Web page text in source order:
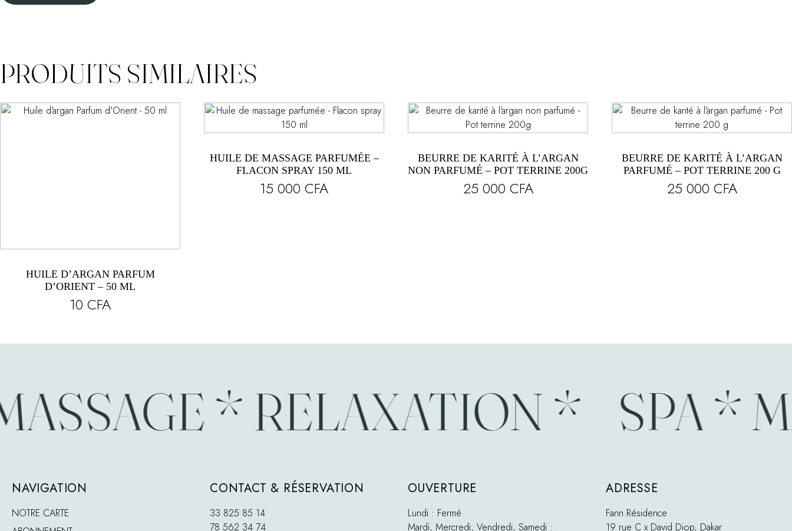
PRODUITS SIMILAIRES
HUILE D’ARGAN PARFUM
D’ORIENT – 50 ML
10 CFA
HUILE DE MASSAGE PARFUMÉE –
FLACON SPRAY 150 ML
15 000 CFA
BEURRE DE KARITÉ À L’ARGAN
NON PARFUMÉ – POT TERRINE 200G
25 000 CFA
BEURRE DE KARITÉ À L’ARGAN
PARFUMÉ – POT TERRINE 200 G
25 000 CFA
* RELAXATION * SPA *
NAVIGATION
NOTRE CARTE
CONTACT & RÉSERVATION
33 825 85 14
78 562 34 74
OUVERTURE
Lundi : Fermé
Mardi, Mercredi, Vendredi, Samedi :
ADRESSE
Fann Résidence
19 rue C x David Diop, Dakar